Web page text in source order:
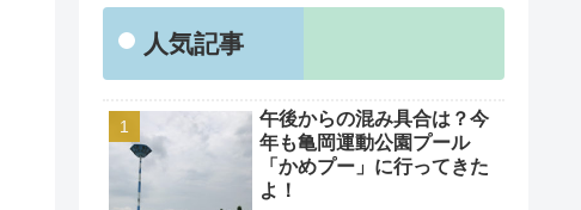
人気記事
午後からの混み具合は？今
年も亀岡運動公園プール
「かめプー」に行ってきた
よ！